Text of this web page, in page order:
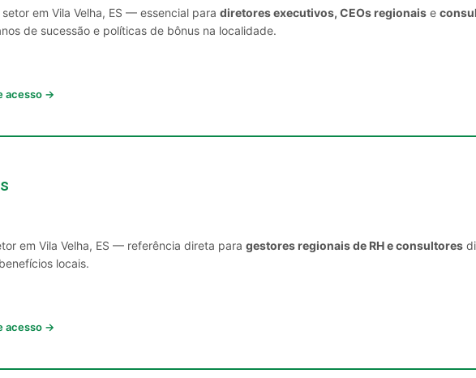
em Vila Velha, ES — essencial para diretores executivos, CEOs regionais e
de sucessão e políticas de bônus na localidade.
acesso →
em Vila Velha, ES — referência direta para gestores regionais de RH e consultores
locais.
acesso →